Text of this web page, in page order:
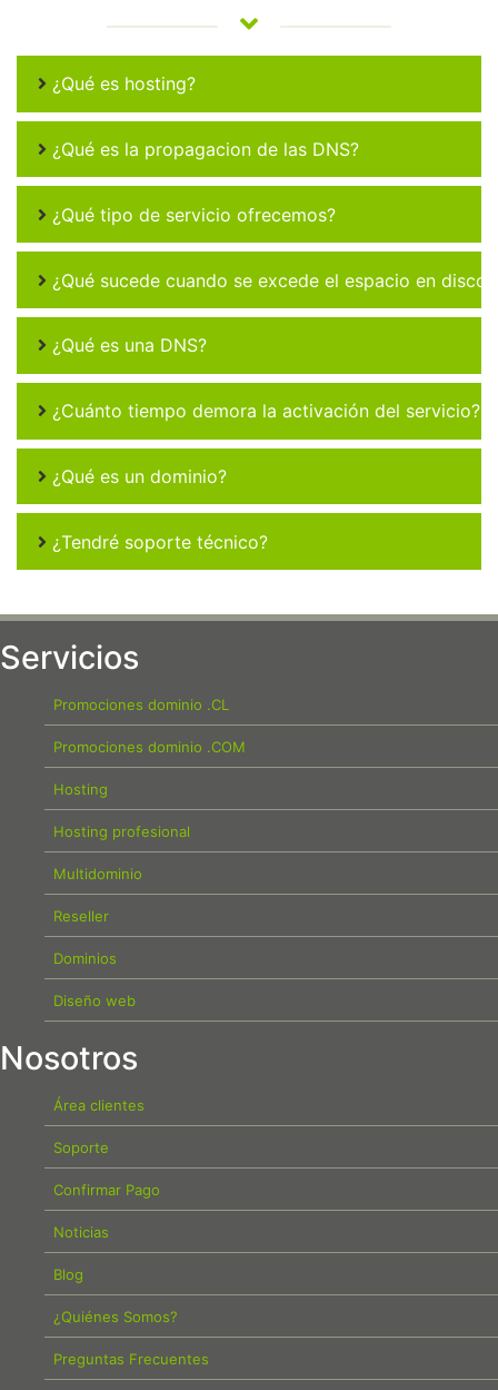
¿Qué es hosting?
¿Qué es la propagacion de las DNS?
¿Qué tipo de servicio ofrecemos?
¿Qué sucede cuando se excede el espacio en disco
¿Qué es una DNS?
¿Cuánto tiempo demora la activación del servicio?
¿Qué es un dominio?
¿Tendré soporte técnico?
Servicios
Promociones dominio .CL
Promociones dominio .COM
Hosting
Hosting profesional
Multidominio
Reseller
Dominios
Diseño web
Nosotros
Área clientes
Soporte
Confirmar Pago
Noticias
Blog
¿Quiénes Somos?
Preguntas Frecuentes